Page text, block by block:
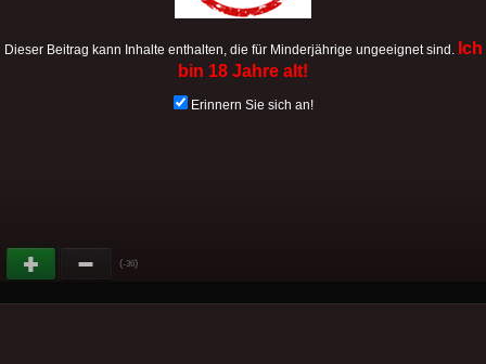
Dieser Beitrag kann Inhalte enthalten, die für Minderjährige ungeeignet sind. Ich
bin 18 Jahre alt!
Erinnern Sie sich an!
(-36)